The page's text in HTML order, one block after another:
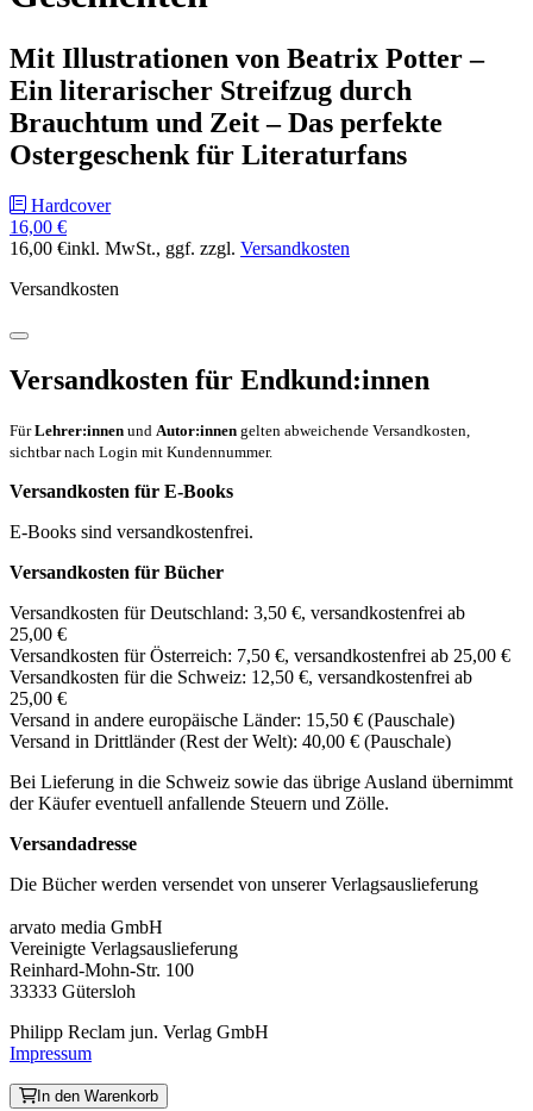
Mit Illustrationen von Beatrix Potter –
Ein literarischer Streifzug durch
Brauchtum und Zeit – Das perfekte
Ostergeschenk für Literaturfans
Hardcover
16,00 €
16,00 €inkl. MwSt., ggf. zzgl. Versandkosten
Versandkosten
Versandkosten für Endkund:innen
FürLehrer:innen und Autor:innen gelten abweichende Versandkosten,
sichtbar nach Login mit Kundennummer.
Versandkosten für E-Books
E-Books sind versandkostenfrei.
Versandkosten für Bücher
Versandkosten für Deutschland: 3,50 €, versandkostenfrei ab
25,00 €
Versandkosten für Österreich: 7,50 €, versandkostenfrei ab 25,00 €
Versandkosten für die Schweiz: 12,50 €, versandkostenfrei ab
25,00 €
Versand in andere europäische Länder: 15,50 € (Pauschale)
Versand in Drittländer (Rest der Welt): 40,00 € (Pauschale)
Bei Lieferung in die Schweiz sowie das übrige Ausland übernimmt
der Käufer eventuell anfallende Steuern und Zölle.
Versandadresse
Die Bücher werden versendet von unserer Verlagsauslieferung
arvato media GmbH
Vereinigte Verlagsauslieferung
Reinhard-Mohn-Str. 100
33333 Gütersloh
Philipp Reclam jun. Verlag GmbH
Impressum
In den Warenkorb